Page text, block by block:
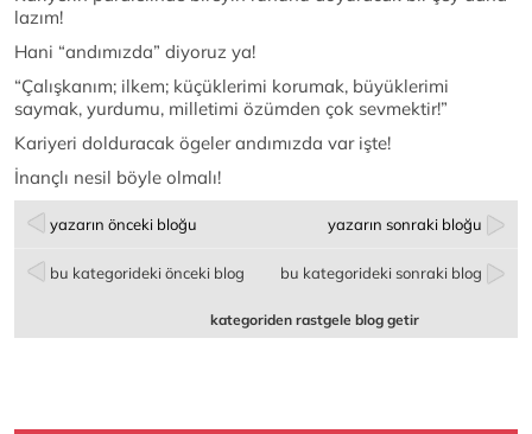
lazım!
Hani “andımızda” diyoruz ya!
“Çalışkanım; ilkem; küçüklerimi korumak, büyüklerimi
saymak, yurdumu, milletimi özümden çok sevmektir!”
Kariyeri dolduracak ögeler andımızda var işte!
İnançlı nesil böyle olmalı!
yazarın önceki bloğu yazarın sonraki bloğu
bu kategorideki önceki blog bu kategorideki sonraki blog
kategoriden rastgele blog getir